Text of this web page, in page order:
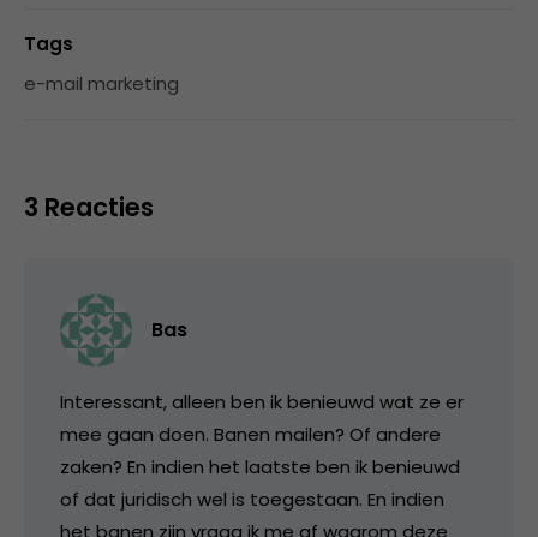
Tags
e-mail marketing
3 Reacties
Bas
Interessant, alleen ben ik benieuwd wat ze er
mee gaan doen. Banen mailen? Of andere
zaken? En indien het laatste ben ik benieuwd
of dat juridisch wel is toegestaan. En indien
het banen zijn vraag ik me af waarom deze